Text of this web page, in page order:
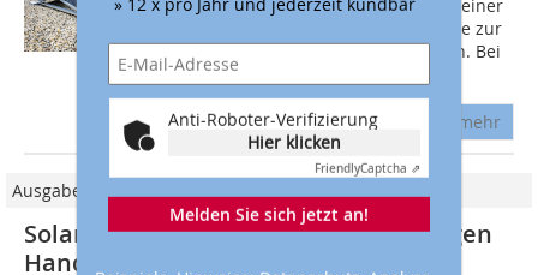
Anti-Roboter-Verifizierung
Hier klicken
FriendlyCaptcha ⇗
Melden Sie sich jetzt an!
Abdichtung aus Bitumenbahnen und einer
darüber verlegten Kiesschüttung sollte zur
Solarstromgewinnung genutzt werden. Bei
der...
mehr
Ausgabe 10-11/2017
Solar-Unterkonstruktionen mit wenigen
Handgriffen montiert